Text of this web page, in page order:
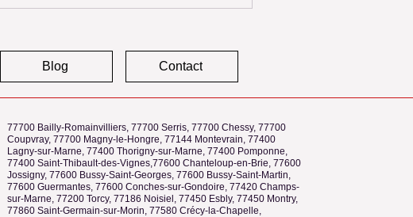
Blog Contact
77700 Bailly-Romainvilliers, 77700 Serris, 77700 Chessy, 77700
Coupvray, 77700 Magny-le-Hongre, 77144 Montevrain, 77400
Lagny-sur-Marne, 77400 Thorigny-sur-Marne, 77400 Pomponne,
77400 Saint-Thibault-des-Vignes,77600 Chanteloup-en-Brie, 77600
Jossigny, 77600 Bussy-Saint-Georges, 77600 Bussy-Saint-Martin,
77600 Guermantes, 77600 Conches-sur-Gondoire, 77420 Champs-
sur-Marne, 77200 Torcy, 77186 Noisiel, 77450 Esbly, 77450 Montry,
77860 Saint-Germain-sur-Morin, 77580 Crécy-la-Chapelle,